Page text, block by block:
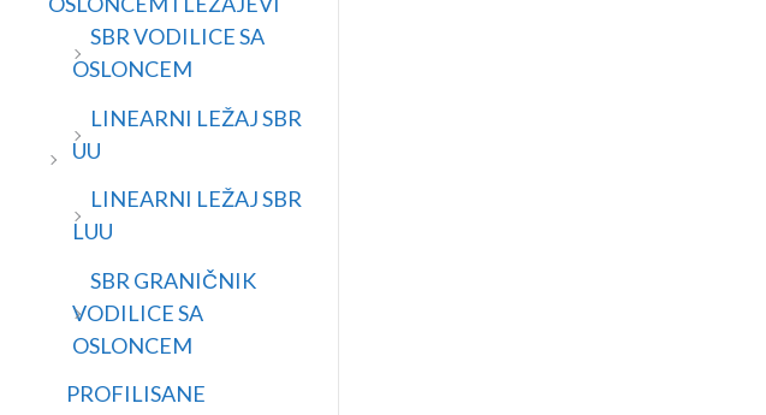
SBR VODILICE SA
OSLONCEM
LINEARNI LEŽAJ SBR
UU
LINEARNI LEŽAJ SBR
LUU
SBR GRANIČNIK
VODILICE SA
OSLONCEM
PROFILISANE